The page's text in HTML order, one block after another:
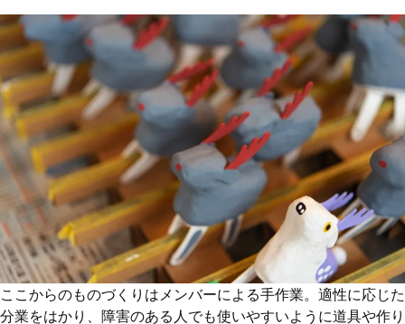
ここからのものづくりはメンバーによる手作業。適性に応じた
分業をはかり、障害のある人でも使いやすいように道具や作り